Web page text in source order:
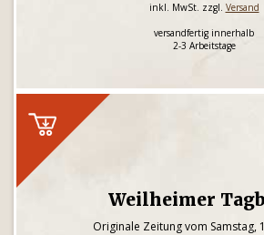
inkl. MwSt. zzgl. Versand
versandfertig innerhalb
2-3 Arbeitstage
Weilheimer
Originale Zeitung vom Samstag,